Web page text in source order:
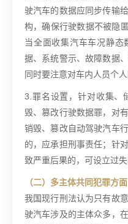
驶汽车的数据应同步传输
构，确保行驶数据不被隐匿
当全面收集汽车车况静
据、系统警示、故障数据
同时要注意对车内人员个
3.罪名设置，针对收集、
毁、篡改行驶数据罪，对
销毁、篡改自动驾驶汽车
的，应承担刑事责任；针
致严重后果的，可设立过失
（二）多主体共同犯罪方面
我国现行刑法认为只有故
驶汽车涉及的主体众多，